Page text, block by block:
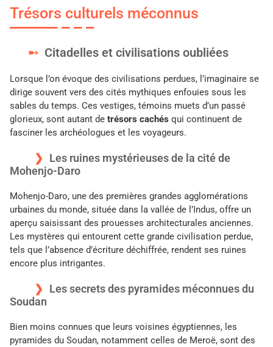
Trésors culturels méconnus
Citadelles et civilisations oubliées
Lorsque l’on évoque des civilisations perdues, l’imaginaire se
dirige souvent vers des cités mythiques enfouies sous les
sables du temps. Ces vestiges, témoins muets d’un passé
glorieux, sont autant de trésors cachés qui continuent de
fasciner les archéologues et les voyageurs.
Les ruines mystérieuses de la cité de
Mohenjo-Daro
Mohenjo-Daro, une des premières grandes agglomérations
urbaines du monde, située dans la vallée de l’Indus, offre un
aperçu saisissant des prouesses architecturales anciennes.
Les mystères qui entourent cette grande civilisation perdue,
tels que l’absence d’écriture déchiffrée, rendent ses ruines
encore plus intrigantes.
Les secrets des pyramides méconnues du
Soudan
Bien moins connues que leurs voisines égyptiennes, les
pyramides du Soudan, notamment celles de Meroë, sont des